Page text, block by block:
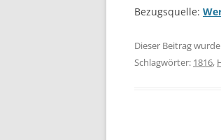
Bezugsquelle:
Dieser Beitrag
Schlagwörter: 1816,